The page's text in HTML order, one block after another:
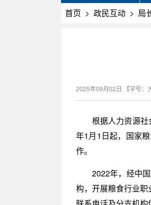
首页 > 政民互动 > 局
2025年09月02日 【字号：
根据人力资源
年1月1日起，国家
作。
2022年，经中
构，开展粮食行业